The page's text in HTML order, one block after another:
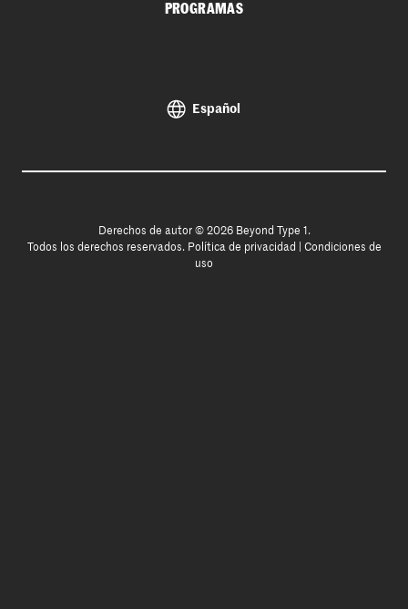
PROGRAMAS
Español
Derechos de autor © 2026 Beyond Type 1.
Todos los derechos reservados. Política de privacidad
Condiciones de
uso